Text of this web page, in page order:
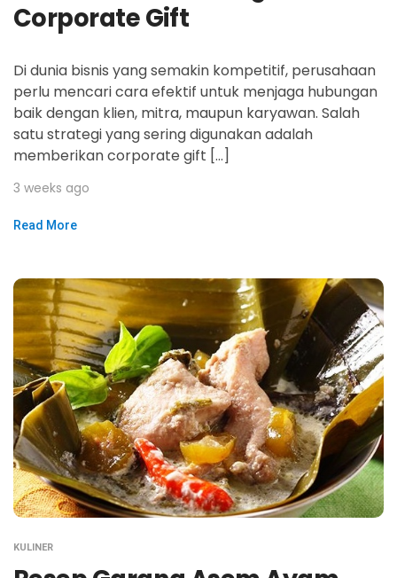
Corporate Gift
Di dunia bisnis yang semakin kompetitif, perusahaan
perlu mencari cara efektif untuk menjaga hubungan
baik dengan klien, mitra, maupun karyawan. Salah
satu strategi yang sering digunakan adalah
memberikan corporate gift […]
3 weeks ago
Read More
KULINER